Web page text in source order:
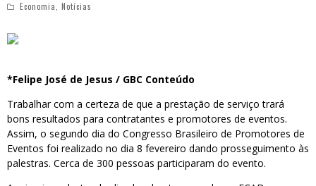
Economia
Notícias
*Felipe José de Jesus / GBC Conteúdo
Trabalhar com a certeza de que a prestação de serviço trará
bons resultados para contratantes e promotores de eventos.
Assim, o segundo dia do Congresso Brasileiro de Promotores de
Eventos foi realizado no dia 8 fevereiro dando prosseguimento às
palestras. Cerca de 300 pessoas participaram do evento.